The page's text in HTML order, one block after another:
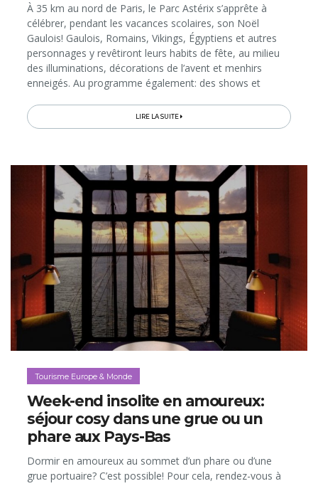
À 35 km au nord de Paris, le Parc Astérix s’apprête à
célébrer, pendant les vacances scolaires, son Noël
Gaulois! Gaulois, Romains, Vikings, Égyptiens et autres
personnages y revêtiront leurs habits de fête, au milieu
des illuminations, décorations de l’avent et menhirs
enneigés. Au programme également: des shows et
cinquantaine...
LIRE LA SUITE
Tourisme Europe & Monde
Week-end insolite en amoureux:
séjour cosy dans une grue ou un
phare aux Pays-Bas
Dormir en amoureux au sommet d’un phare ou d’une
grue portuaire? C’est possible! Pour cela, rendez-vous à